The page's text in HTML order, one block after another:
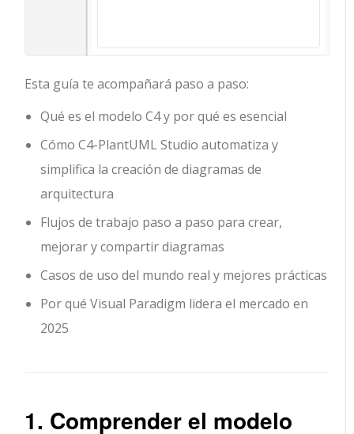
Esta guía te acompañará paso a paso:
Qué es el modelo C4 y por qué es esencial
Cómo C4-PlantUML Studio automatiza y
simplifica la creación de diagramas de
arquitectura
Flujos de trabajo paso a paso para crear,
mejorar y compartir diagramas
Casos de uso del mundo real y mejores prácticas
Por qué Visual Paradigm lidera el mercado en
2025
1. Comprender el modelo